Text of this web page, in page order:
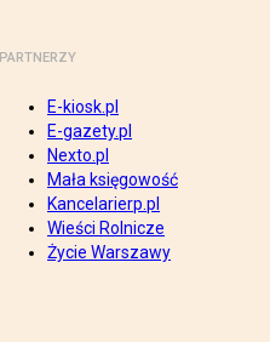
PARTNERZY
E-kiosk.pl
E-gazety.pl
Nexto.pl
Mała księgowość
Kancelarierp.pl
Wieści Rolnicze
Życie Warszawy